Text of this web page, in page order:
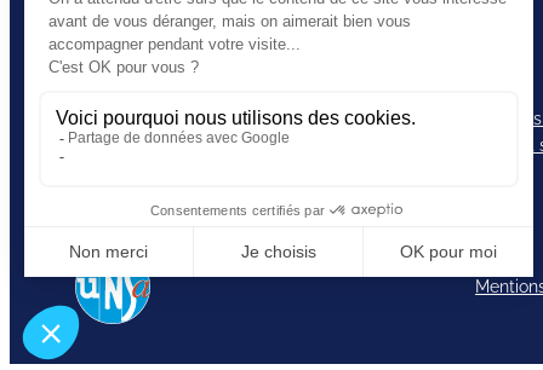
VOUS ETES
Militant·e
Journaliste
Les
Notre projet